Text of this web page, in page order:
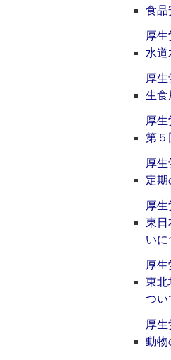
食品
厚
水道
厚
生食
厚
第５
厚
定期
厚
東日
いに
厚
東北
つい
厚
動物